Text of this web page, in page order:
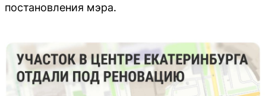
постановления мэра.